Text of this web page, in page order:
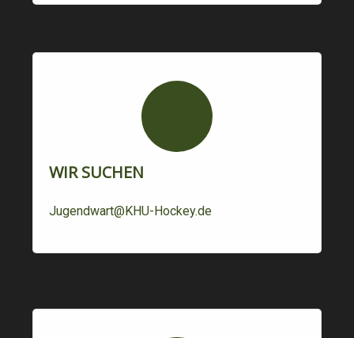
WIR SUCHEN
Jugendwart@KHU-Hockey.de